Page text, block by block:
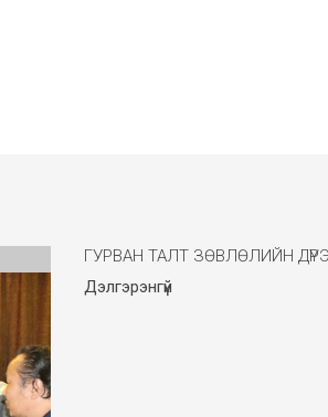
ГУРВАН ТАЛТ ЗӨВЛӨЛИЙН
Дэлгэрэнгүй